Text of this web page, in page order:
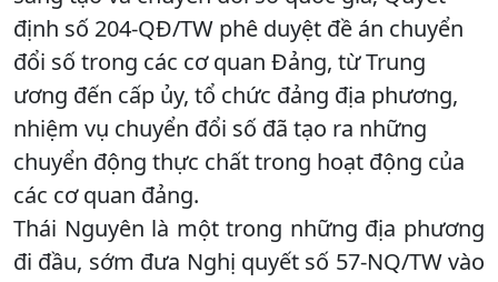
định số 204-QĐ/TW phê duyệt đề án chuyển
đổi số trong các cơ quan Đảng, từ Trung
ương đến cấp ủy, tổ chức đảng địa phương,
nhiệm vụ chuyển đổi số đã tạo ra những
chuyển động thực chất trong hoạt động của
các cơ quan đảng.
Thái Nguyên là một trong những địa phương
đi đầu, sớm đưa Nghị quyết số 57-NQ/TW vào